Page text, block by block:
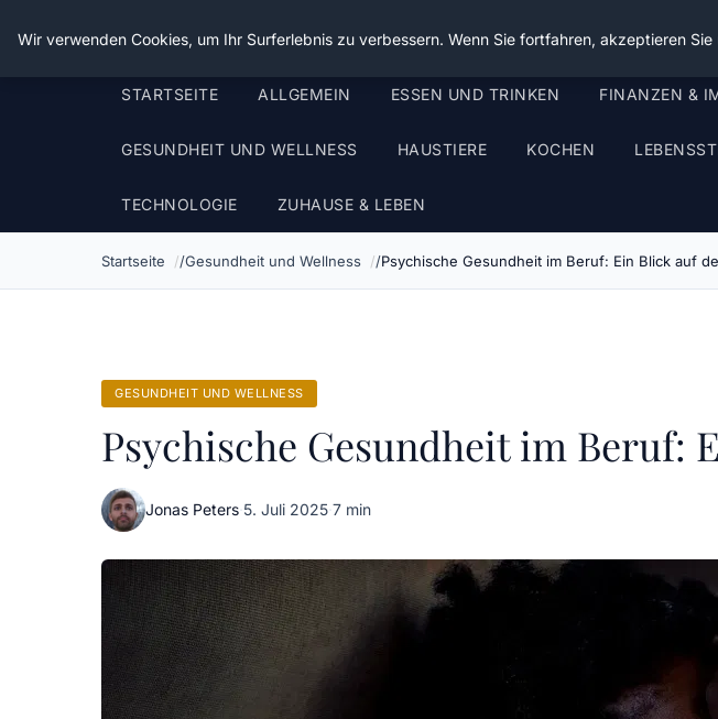
Die Schnitter
STARTSEITE ALLGEMEIN ESSEN UND TRINKEN FINANZEN &
GESUNDHEIT UND WELLNESS HAUSTIERE KOCHEN
TECHNOLOGIE ZUHAUSE & LEBEN
Startseite Gesundheit und Wellness Psychische Gesundheit im Beruf: Ein Blick auf
GESUNDHEIT UND WELLNESS
Psychische Gesundheit im Beruf:
Jonas Peters·5. Juli 2025·7 min
Wir verwenden Cookies, um Ihr Surferlebnis zu verbessern. Wenn Sie fortfahren, akzeptieren